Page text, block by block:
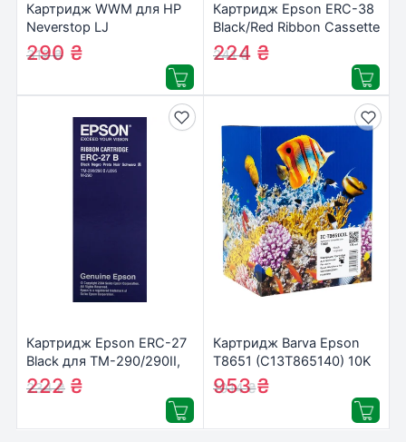
Картридж WWM для HP
Neverstop LJ
1000a/1000w/1200a/1200w,W1103A
Black (W1103A-WWM)
312₴
290 ₴
Картридж Epson ERC-38
Black/Red Ribbon Cassette
(C43S015376)
241₴
224 ₴
Картридж Epson ERC-27
Black для TM-290/290II,
TM-U (C43S015366)
234₴
222 ₴
Картридж Barva Epson
T8651 (C13T865140) 10K
арк Black (IC-T8651XXL)
1014₴
953₴